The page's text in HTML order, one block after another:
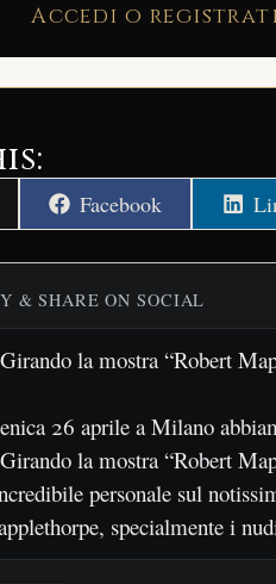
Accedi o
Share
on
Facebook
on
& SHARE ON SOCIAL